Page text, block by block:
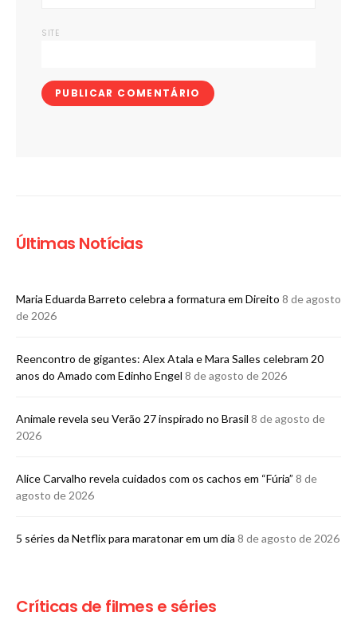
SITE
Últimas Notícias
Maria Eduarda Barreto celebra a formatura em Direito 8 de agosto
de 2026
Reencontro de gigantes: Alex Atala e Mara Salles celebram 20
anos do Amado com Edinho Engel 8 de agosto de 2026
Animale revela seu Verão 27 inspirado no Brasil 8 de agosto de
2026
Alice Carvalho revela cuidados com os cachos em “Fúria” 8 de
agosto de 2026
5 séries da Netflix para maratonar em um dia 8 de agosto de 2026
Críticas de filmes e séries